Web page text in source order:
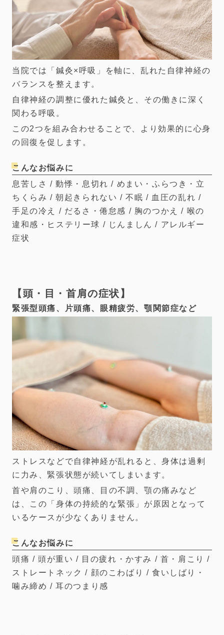
当院では「鍼灸×呼吸」を軸に、乱れた自律神経の
バランスを整えます。
自律神経の調整に優れた鍼灸と、その働きに深く
関わる呼吸。
この2つを組み合わせることで、より効果的に心身
の回復を促します。
こんなお悩みに
息苦しさ / 動悸・息切れ / めまい・ふらつき・立
ちくらみ / 朝起きられない / 不眠 / 血圧の乱れ /
手足の冷え / だるさ・倦怠感 / 胸のつかえ / 喉の
違和感・ヒステリー球 / じんましん / アレルギー
症状
頭・目・首肩の症状
緊張型頭痛、片頭痛、眼精疲労、顎関節症など
ストレスなどで自律神経が乱れると、身体は過剰
に力み、緊張状態が続いてしまいます。
首や肩のこり、頭痛、目の不調、顎の痛みなど
は、この「身体の持続的な緊張」が原因となって
いるケースが少なくありません。
こんなお悩みに
頭痛 / 頭が重い / 目の疲れ・かすみ / 首・肩こり /
ストレートネック / 顔のこわばり / 食いしばり・
噛み締め / 耳のつまり感